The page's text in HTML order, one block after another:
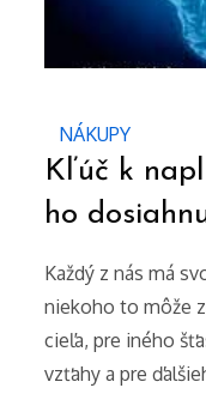
NÁKUPY
Kľúč k
ho
Každý z nás má
niekoho to môže
cieľa, pre iného
vzťahy a pre